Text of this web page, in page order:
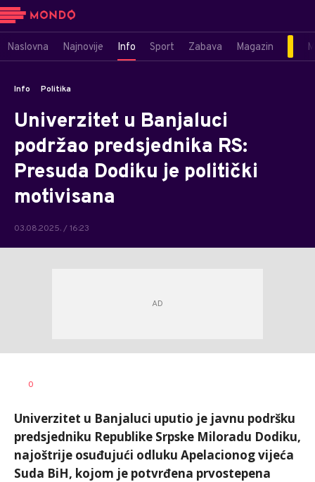
Naslovna Najnovije Info Sport Zabava Magazin
Info Politika
Univerzitet u Banjaluci
podržao predsjednika RS:
Presuda Dodiku je politički
motivisana
03.08.2025. / 16:23
AUTOR
0
Univerzitet u Banjaluci uputio je javnu podršku
predsjedniku Republike Srpske Miloradu Dodiku,
najoštrije osuđujući odluku Apelacionog vijeća
Suda BiH, kojom je potvrđena prvostepena